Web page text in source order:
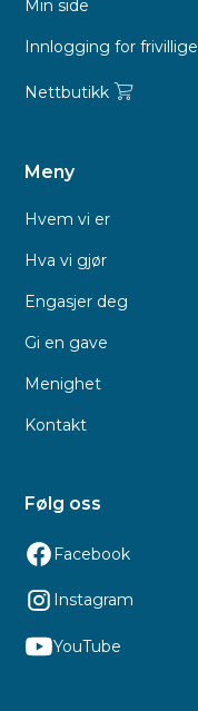
Min side
Innlogging for frivillige
Nettbutikk
Meny
Hvem vi er
Hva vi gjør
Engasjer deg
Gi en gave
Menighet
Kontakt
Følg oss
Facebook
Instagram
YouTube